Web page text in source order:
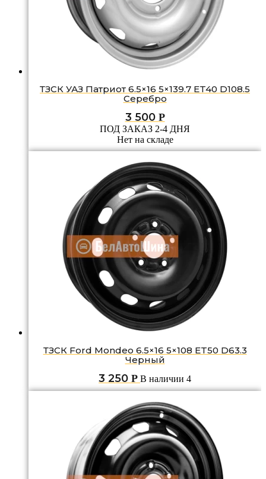
ТЗСК УАЗ Патриот 6.5×16 5×139.7 ET40 D108.5
Серебро
3 500 Р
ПОД ЗАКАЗ 2-4 ДНЯ
Нет на складе
ТЗСК Ford Mondeo 6.5×16 5×108 ET50 D63.3
Черный
3 250 Р В наличии 4